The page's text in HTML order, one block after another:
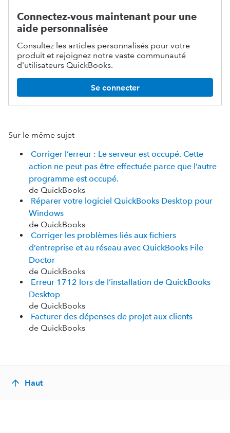
Connectez-vous maintenant pour une
aide personnalisée
Consultez les articles personnalisés pour votre
produit et rejoignez notre vaste communauté
d'utilisateurs QuickBooks.
Se connecter
Sur le même sujet
Corriger l’erreur : Le serveur est occupé. Cette
action ne peut pas être effectuée parce que l’autre
programme est occupé.
de QuickBooks
Réparer votre logiciel QuickBooks Desktop pour
Windows
de QuickBooks
Corriger les problèmes liés aux fichiers
d’entreprise et au réseau avec QuickBooks File
Doctor
de QuickBooks
Erreur 1712 lors de l’installation de QuickBooks
Desktop
de QuickBooks
Facturer des dépenses de projet aux clients
de QuickBooks
Haut